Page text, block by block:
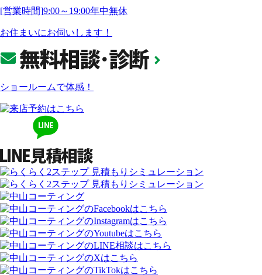
[営業時間]9:00～19:00年中無休
お住まいにお伺いします！
ショールームで体感！